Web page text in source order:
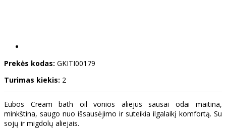
Prekės kodas: GKITI00179
Turimas kiekis: 2
Eubos Cream bath oil vonios aliejus sausai odai maitina,
minkština, saugo nuo išsausėjimo ir suteikia ilgalaikį komfortą. Su
sojų ir migdolų aliejais.